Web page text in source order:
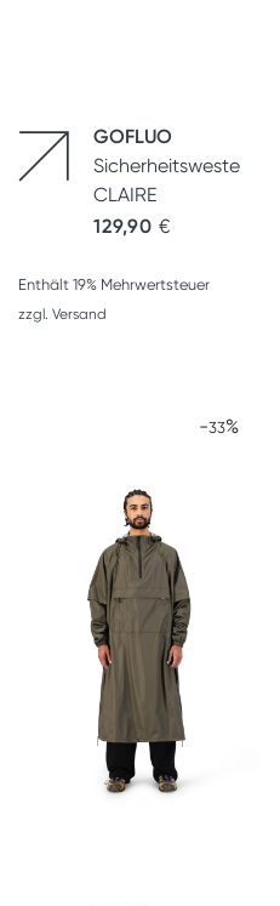
GOFLUO
Sicherheitsweste
CLAIRE
129,90 €
Enthält 19% Mehrwertsteuer
zzgl. Versand
-33%